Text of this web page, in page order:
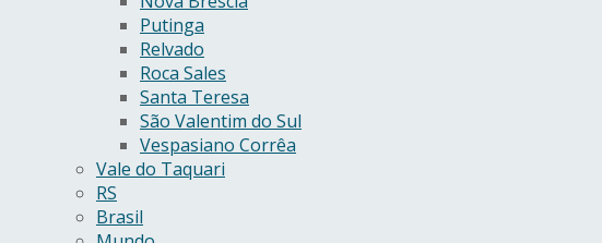
Putinga
Relvado
Roca Sales
Santa Teresa
São Valentim do Sul
Vespasiano Corrêa
Vale do Taquari
RS
Brasil